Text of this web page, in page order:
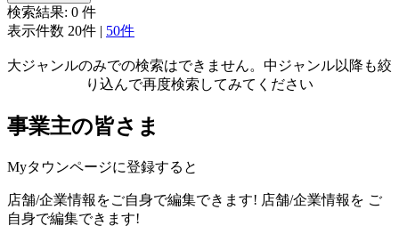
検索結果: 0 件
表示件数 20件 | 50件
大ジャンルのみでの検索はできません。中ジャンル以降も絞
り込んで再度検索してみてください
事業主の皆さま
Myタウンページに登録すると
店舗/企業情報をご自身で編集できます! 店舗/企業情報を ご
自身で編集できます!